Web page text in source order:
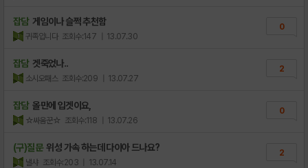
잡담 게임이나 슬쩍 추천함
귀족입니다 조회수:147 | 13.07.30
0
잡담 겟죽었나..
소시오패스 조회수:209 | 13.07.27
2
잡담 올만에 입겟이요,
☆싸움꾼☆ 조회수:118 | 13.07.26
0
(구)질문 위성 가속 하는데 다이아 드나요?
낼샤 조회수:203 | 13.07.14
2